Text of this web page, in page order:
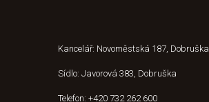
Kancelář: Novoměstská 187, Dobruška
Sídlo: Javorová 383, Dobruška
Telefon: +420 732 262 600